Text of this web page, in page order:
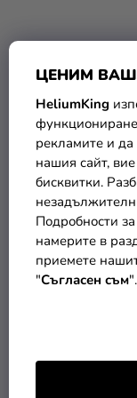
ЦЕНИМ
HeliumKing
рекламите и
нашия сайт,
бисквитки.
Подробности
намерите в
приемете
"Съгласен съм
3,90 €
4,79 € (–18 %)
В